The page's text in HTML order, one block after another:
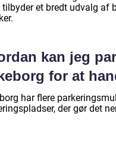
tilbyder et bredt udvalg af
kan jeg
for at
har flere
der gør det